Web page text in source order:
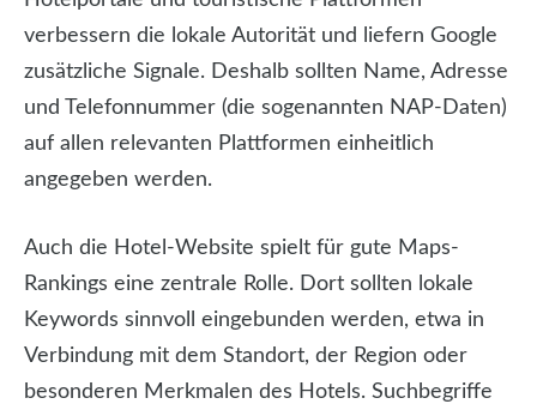
verbessern die lokale Autorität und liefern Google
zusätzliche Signale. Deshalb sollten Name, Adresse
und Telefonnummer (die sogenannten NAP-Daten)
auf allen relevanten Plattformen einheitlich
angegeben werden.
Auch die Hotel-Website spielt für gute Maps-
Rankings eine zentrale Rolle. Dort sollten lokale
Keywords sinnvoll eingebunden werden, etwa in
Verbindung mit dem Standort, der Region oder
besonderen Merkmalen des Hotels. Suchbegriffe